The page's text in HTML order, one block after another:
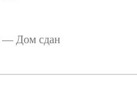
— Дом сдан